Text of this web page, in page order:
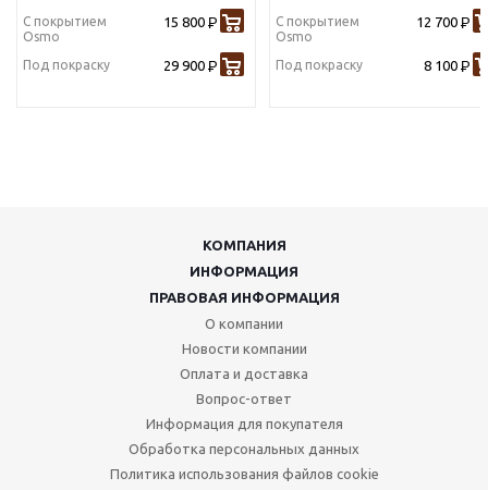
С покрытием
Osmo
15 800 Р
Под покраску 29 900 Р
С покрытием
Osmo
12 700 Р
Под покраску 8 100 Р
КОМПАНИЯ
ИНФОРМАЦИЯ
ПРАВОВАЯ ИНФОРМАЦИЯ
О компании
Новости компании
Оплата и доставка
Вопрос-ответ
Информация для покупателя
Обработка персональных данных
Политика использования файлов cookie